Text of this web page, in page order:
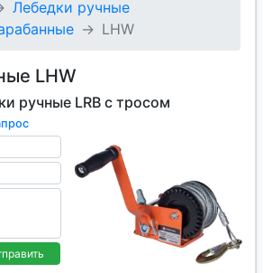
Лебедки ручные
LHW
LHW
ручные LRB с тросом